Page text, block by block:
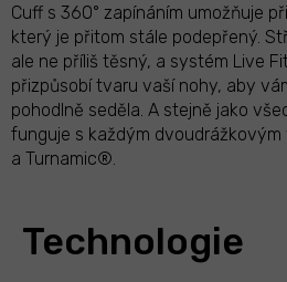
Cuff s 360° zapínáním umožňuje
který je přitom stále podepřený.
ale ne příliš těsný, a systém Live
přizpůsobí tvaru vaší nohy, aby
pohodlně seděla. A stejně jako
funguje s každým
a Turnamic®.
Technologie